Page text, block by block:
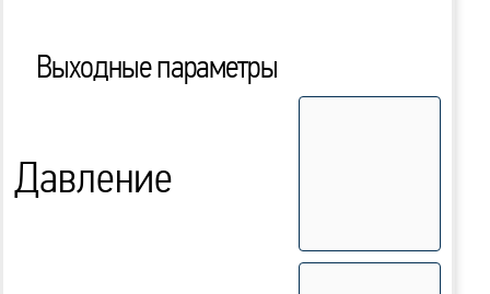
Выходные параметры
Давление